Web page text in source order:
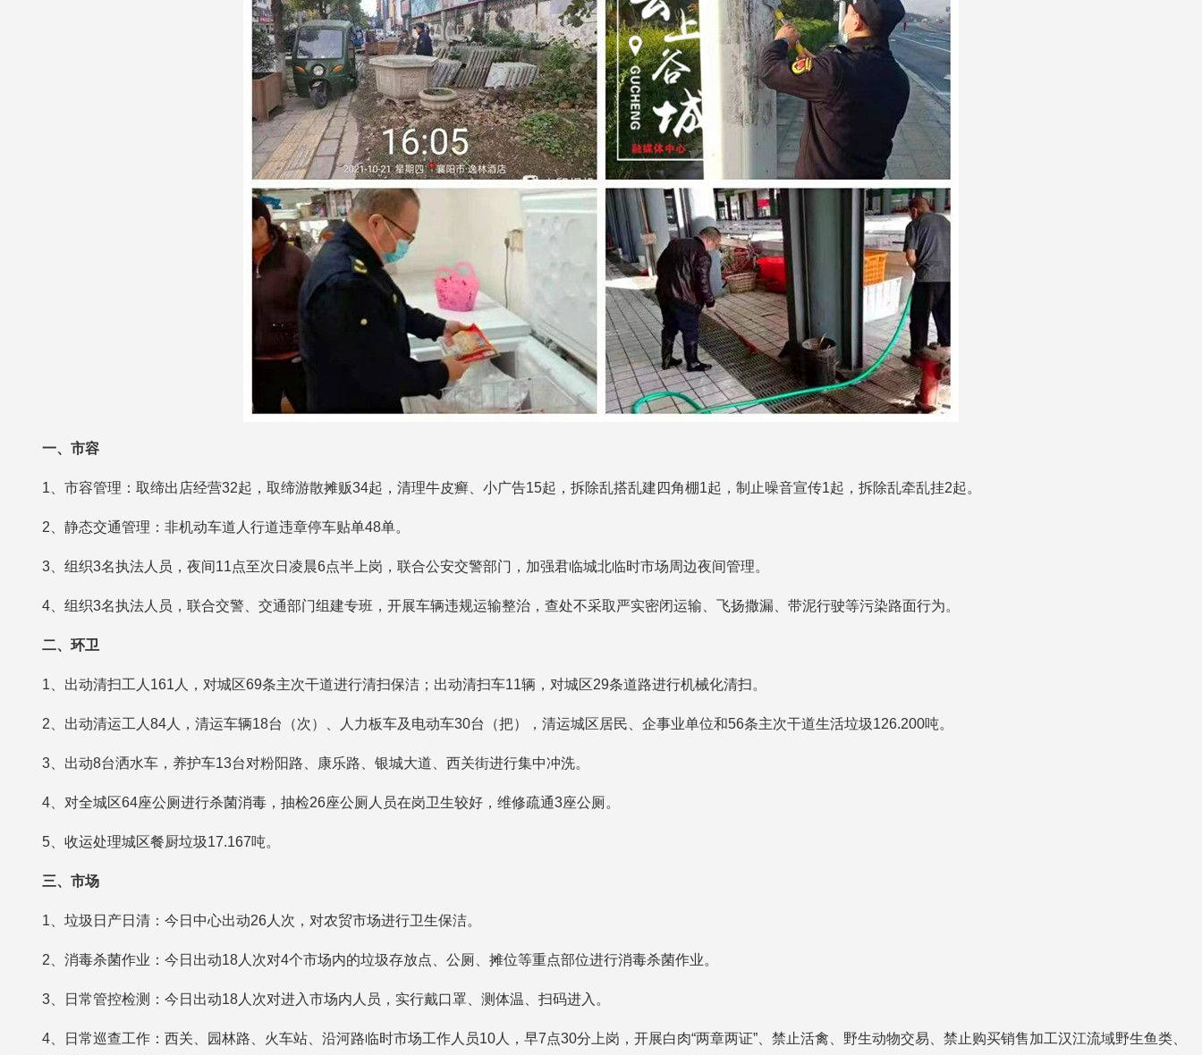
一、市容
1、市容管理：取缔出店经营32起，取缔游散摊贩34起，清理牛皮癣、小广告15起，拆除乱搭乱建四角棚1起，制止噪音宣传1起，拆除乱牵乱挂2起。
2、静态交通管理：非机动车道人行道违章停车贴单48单。
3、组织3名执法人员，夜间11点至次日凌晨6点半上岗，联合公安交警部门，加强君临城北临时市场周边夜间管理。
4、组织3名执法人员，联合交警、交通部门组建专班，开展车辆违规运输整治，查处不采取严实密闭运输、飞扬撒漏、带泥行驶等污染路面行为。
二、环卫
1、出动清扫工人161人，对城区69条主次干道进行清扫保洁；出动清扫车11辆，对城区29条道路进行机械化清扫。
2、出动清运工人84人，清运车辆18台（次）、人力板车及电动车30台（把），清运城区居民、企事业单位和56条主次干道生活垃圾126.200吨。
3、出动8台洒水车，养护车13台对粉阳路、康乐路、银城大道、西关街进行集中冲洗。
4、对全城区64座公厕进行杀菌消毒，抽检26座公厕人员在岗卫生较好，维修疏通3座公厕。
5、收运处理城区餐厨垃圾17.167吨。
三、市场
1、垃圾日产日清：今日中心出动26人次，对农贸市场进行卫生保洁。
2、消毒杀菌作业：今日出动18人次对4个市场内的垃圾存放点、公厕、摊位等重点部位进行消毒杀菌作业。
3、日常管控检测：今日出动18人次对进入市场内人员，实行戴口罩、测体温、扫码进入。
4、日常巡查工作：西关、园林路、火车站、沿河路临时市场工作人员10人，早7点30分上岗，开展白肉“两章两证”、禁止活禽、野生动物交易、禁止购买销售加工汉江流域野生鱼类、